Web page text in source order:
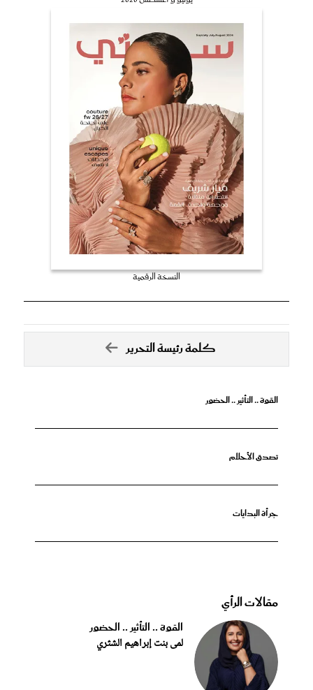
النسخة الرقمية
كلمة رئيسة التحرير
القوة .. التأثير .. الحضور
تصدق الأحلام
جرأة البدايات
مقالات الرأي
القوة .. التأثير .. الحضور
لمى بنت إبراهيم الشثري